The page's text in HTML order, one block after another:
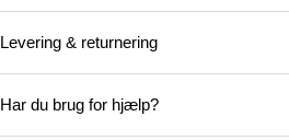
Levering & returnering
Har du brug for hjælp?